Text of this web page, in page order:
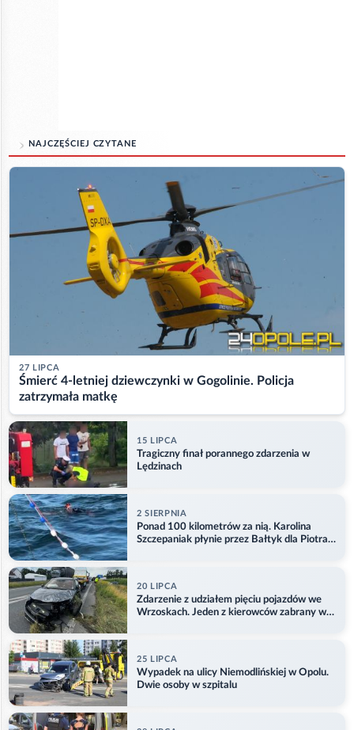
NAJCZĘŚCIEJ CZYTANE
27 LIPCA
Śmierć 4-letniej dziewczynki w Gogolinie. Policja
zatrzymała matkę
15 LIPCA
Tragiczny finał porannego zdarzenia w
Lędzinach
2 SIERPNIA
Ponad 100 kilometrów za nią. Karolina
Szczepaniak płynie przez Bałtyk dla Piotra.
20 LIPCA
Zdarzenie z udziałem pięciu pojazdów we
Wrzoskach. Jeden z kierowców zabrany w
25 LIPCA
Wypadek na ulicy Niemodlińskiej w Opolu.
Dwie osoby w szpitalu